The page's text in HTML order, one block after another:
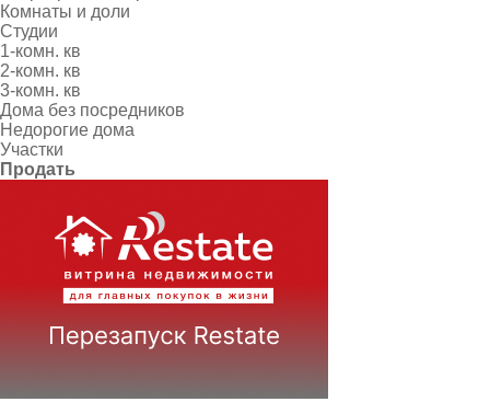
Комнаты и доли
Студии
1-комн. кв
2-комн. кв
3-комн. кв
Дома без посредников
Недорогие дома
Участки
Продать